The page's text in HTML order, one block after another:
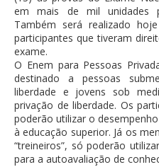
em mais de mil unidades
Também será realizado
participantes que tiveram
exame.
O Enem para Pessoas
destinado a pessoas
liberdade e jovens sob
privação de liberdade. Os
poderão utilizar o
à educação superior. Já os
“treineiros”, só poderão
para a autoavaliação de